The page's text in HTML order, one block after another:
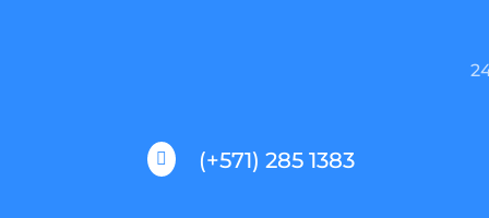
 (+571) 285 1383